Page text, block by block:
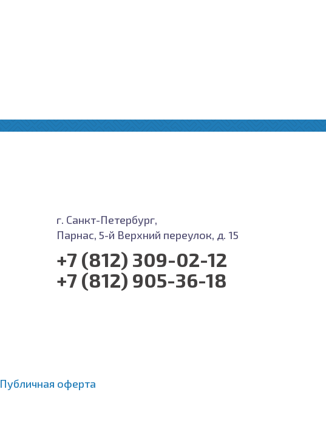
г. Санкт-Петербург,
Парнас, 5-й Верхний переулок, д. 15
+7 (812) 309-02-12
+7 (812) 905-36-18
Публичная оферта